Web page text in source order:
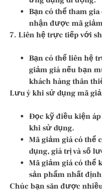
Bạn có thể tham
nhận được mã
7. Liên hệ trực tiếp với
Bạn có thể liên hệ
giảm giá nếu bạn
khách hàng thân
Lưu ý khi sử dụng mã
Đọc kỹ điều kiện
khi sử dụng.
Mã giảm giá có thể
dụng, giá trị và số
Mã giảm giá có thể
sản phẩm nhất
Chúc bạn săn được